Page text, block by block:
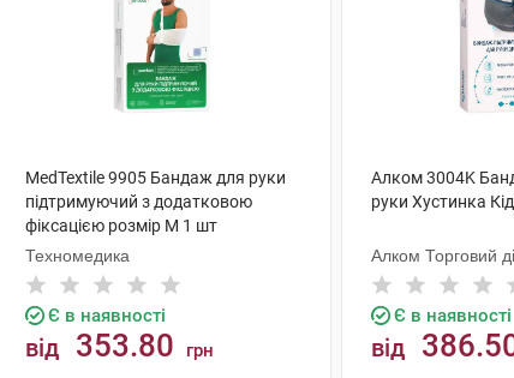
MedTextile 9905 Бандаж для руки
підтримуючий з додатковою
фіксацією розмір M 1 шт
Техномедика
Є в наявності
від 353.80 грн
Алком 3004K
руки Хустинка
Алком Торговий
Є в наявності
від